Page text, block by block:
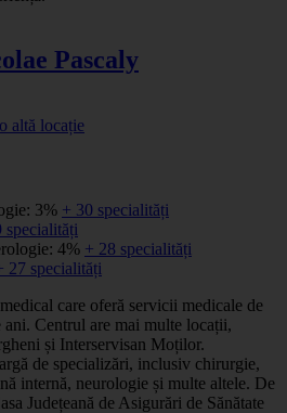
Pascaly
altă locație
3% + 30 specialități
specialități
4% + 28 specialități
27 specialități
care oferă servicii medicale de
ani. Centrul are mai multe locații,
și Interservisan Moților.
de specializări, inclusiv chirurgie,
internă, neurologie și multe altele. De
Județeană de Asigurări de Sănătate